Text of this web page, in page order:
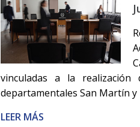
vinculadas a la
departamentales San Martín y
LEER MÁS